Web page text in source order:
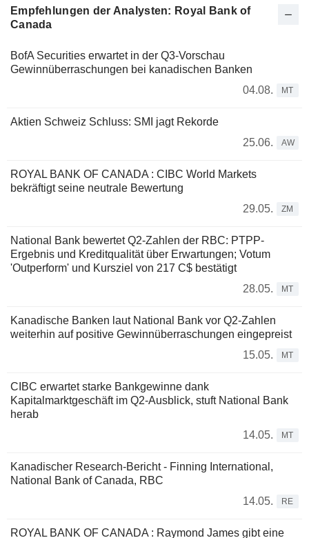
Empfehlungen der Analysten: Royal Bank of
Canada
BofA Securities erwartet in der Q3-Vorschau
Gewinnüberraschungen bei kanadischen Banken
04.08.
MT
Aktien Schweiz Schluss: SMI jagt Rekorde
25.06.
AW
ROYAL BANK OF CANADA : CIBC World Markets
bekräftigt seine neutrale Bewertung
29.05.
ZM
National Bank bewertet Q2-Zahlen der RBC: PTPP-
Ergebnis und Kreditqualität über Erwartungen; Votum
'Outperform' und Kursziel von 217 C$ bestätigt
28.05.
MT
Kanadische Banken laut National Bank vor Q2-Zahlen
weiterhin auf positive Gewinnüberraschungen eingepreist
15.05.
MT
CIBC erwartet starke Bankgewinne dank
Kapitalmarktgeschäft im Q2-Ausblick, stuft National Bank
herab
14.05.
MT
Kanadischer Research-Bericht - Finning International,
National Bank of Canada, RBC
14.05.
RE
ROYAL BANK OF CANADA : Raymond James gibt eine